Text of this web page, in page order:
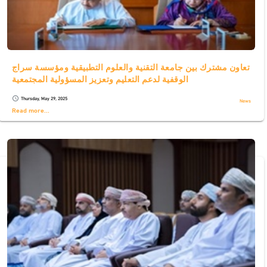
تعاون مشترك بين جامعة التقنية والعلوم التطبيقية ومؤسسة سراج
الوقفية لدعم التعليم وتعزيز المسؤولية المجتمعية
schedule Thursday, May 29, 2025 News
Read more...